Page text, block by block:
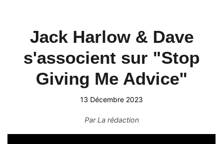
Jack Harlow & Dave
s'associent sur "Stop
Giving Me Advice"
13 Décembre 2023
ParLa rédaction